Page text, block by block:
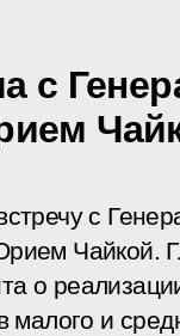
с
с
Чайкой.
о
малого и